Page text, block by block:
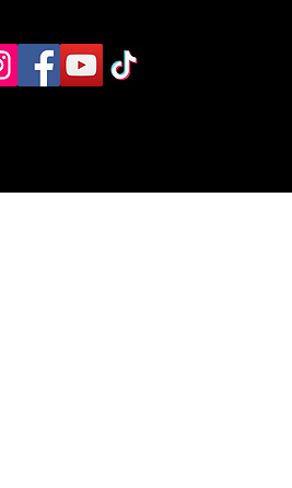
Contacto